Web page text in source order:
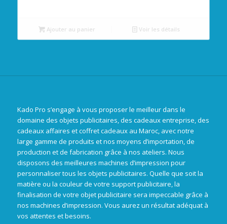
Ajouter au panier Voir les détails
Kado Pro s’engage à vous proposer le meilleur dans le
domaine des objets publicitaires, des cadeaux entreprise, des
cadeaux affaires et coffret cadeaux au Maroc, avec notre
large gamme de produits et nos moyens d’importation, de
production et de fabrication grâce à nos ateliers. Nous
disposons des meilleures machines d’impression pour
personnaliser tous les objets publicitaires. Quelle que soit la
matière ou la couleur de votre support publicitaire, la
finalisation de votre objet publicitaire sera impeccable grâce à
nos machines d’impression. Vous aurez un résultat adéquat à
vos attentes et besoins.